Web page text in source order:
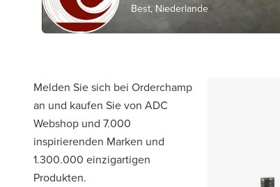
Best, Niederlande
Melden Sie sich bei Orderchamp
an und kaufen Sie von ADC
Webshop und 7.000
inspirierenden Marken und
1.300.000 einzigartigen
Produkten.